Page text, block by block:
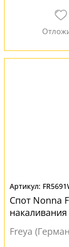
Спот Nonna
накаливания
Freya